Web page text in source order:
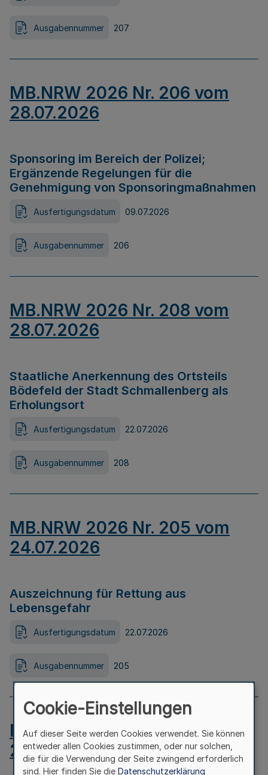
Ausgabennummer 207
MB.NRW 2026 Nr. 206 vom
28.07.2026
Sponsoring im Bereich der Polizei;
Ergänzende Regelungen für die
Genehmigung von Sponsoringmaßnahmen
Ausfertigungsdatum 09.07.2026
Ausgabennummer 206
MB.NRW 2026 Nr. 208 vom
28.07.2026
Staatliche Anerkennung des Ortsteils
Bödefeld der Stadt Schmallenberg als
Erholungsort
Ausfertigungsdatum 22.07.2026
Ausgabennummer 208
MB.NRW 2026 Nr. 205 vom
24.07.2026
Auszeichnung für Rettung aus
Lebensgefahr
Ausfertigungsdatum 22.07.2026
Ausgabennummer 205
MB.NRW 2026 Nr. 204 vom
24.07.2026
Cookie-Einstellungen
Auf dieser Seite werden Cookies verwendet. Sie können
entweder allen Cookies zustimmen, oder nur solchen,
die für die Verwendung der Seite zwingend erforderlich
sind. Hier finden Sie die Datenschutzerklärung